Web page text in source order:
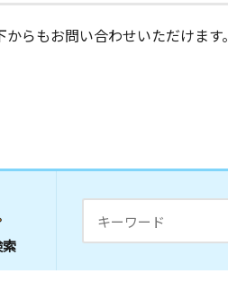
らもお問い合わせいただけます。